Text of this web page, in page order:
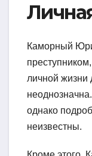
Каморный
личной жизни
однако
неизвестны.